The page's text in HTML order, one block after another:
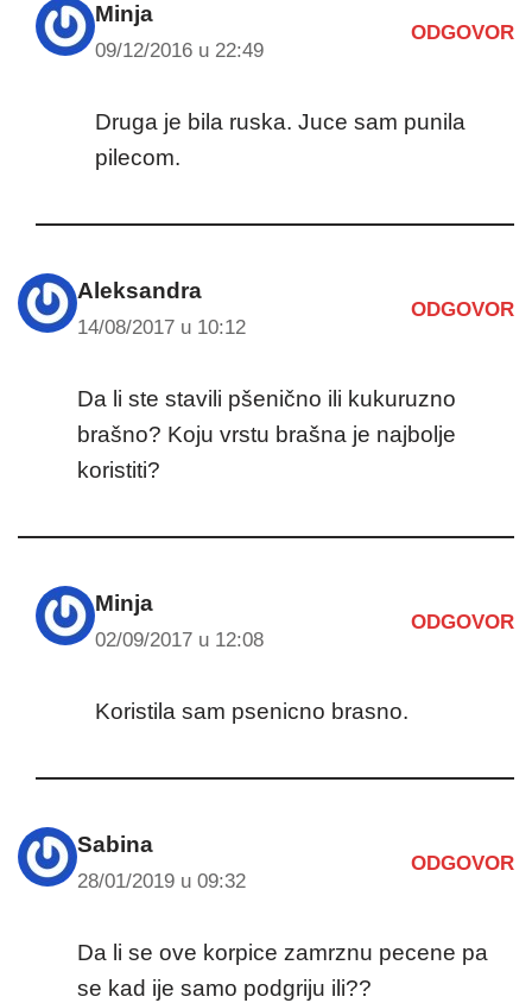
Minja
09/12/2016 u 22:49
ODGOVOR
Druga je bila ruska. Juce sam punila
pilecom.
Aleksandra
14/08/2017 u 10:12
ODGOVOR
Da li ste stavili pšenično ili kukuruzno
brašno? Koju vrstu brašna je najbolje
koristiti?
Minja
02/09/2017 u 12:08
ODGOVOR
Koristila sam psenicno brasno.
Sabina
28/01/2019 u 09:32
ODGOVOR
Da li se ove korpice zamrznu pecene pa
se kad ije samo podgriju ili??